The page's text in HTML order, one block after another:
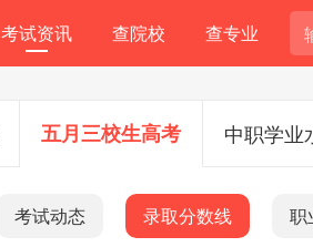
考试资讯 查院校 查专业
五月三校生高考 中职学业
考试动态 录取分数线 职